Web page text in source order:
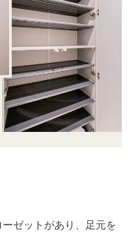
ゼットがあり、足元を